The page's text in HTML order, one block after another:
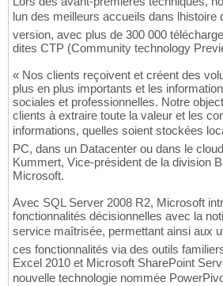
lun des meilleurs accueils dans
version, avec plus de 300 000
dites CTP (Community technology
« Nos clients reçoivent et créent des
plus en plus importants et les
sociales et professionnelles. Notre
clients à extraire toute la valeur et les
informations, quelles soient stockées
PC, dans un Datacenter ou dans le
Kummert, Vice-président de la division
Microsoft.
Avec SQL Server 2008 R2, Microsoft
fonctionnalités décisionnelles avec la
service maîtrisée, permettant ainsi aux
ces fonctionnalités via des outils
Excel 2010 et Microsoft SharePoint
nouvelle technologie nommée